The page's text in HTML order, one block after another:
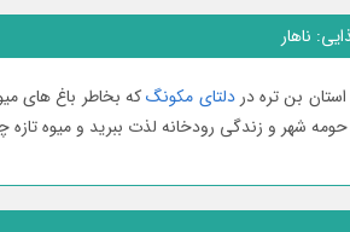
ناهار
دلتای مکونگکه بخاطر باغ های
شهر و زندگی رودخانه لذت ببرید و میوه تازه